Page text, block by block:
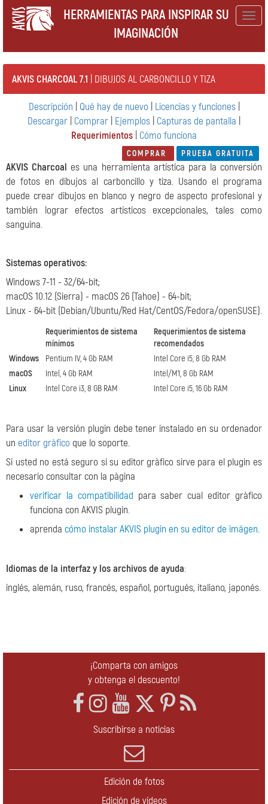
HERRAMIENTAS PARA INSPIRAR SU
IMAGINACIÓN
AKVIS CHARCOAL 7.1 | DIBUJOS AL CARBONCILLO Y TIZA
Descripción Qué hay de nuevo Licencias y funciones|
Descargar Comprar Ejemplos Capturas de pantalla
Requerimientos Cómo funciona
COMPRAR PRUEBA GRATUITA
AKVIS Charcoal es una herramienta artística para la conversión
de fotos en dibujos al carboncillo y tiza. Usando el programa
puede crear dibujos en blanco y negro de aspecto profesional y
también lograr efectos artísticos excepcionales, tales como
sanguina.
Sistemas operativos:
Windows 7-11 - 32/64-bit;
macOS 10.12 (Sierra) - macOS 26 (Tahoe) - 64-bit;
Linux - 64-bit (Debian/Ubuntu/Red Hat/CentOS/Fedora/openSUSE).
Requerimientos de sistema
mínimos
Requerimientos de sistema
recomendados
Windows
Pentium IV, 4 Gb RAM
Intel Core i5, 8 Gb RAM
macOS
Intel, 4 Gb RAM
Intel/M1, 8 Gb RAM
Linux
Intel Core i3, 8 GB RAM Intel Core i5, 16 Gb RAM
Para usar la versión plugin debe tener instalado en su ordenador
un editor gràfico que lo soporte.
Si usted no está seguro si su editor gràfico sirve para el plugin es
necesario consultar con la pàgina
verificar la compatibilidad para saber cual editor gràfico
funciona con AKVIS plugin.
aprenda cómo instalar AKVIS plugin en su editor de imágen.
Idiomas de la interfaz y los archivos de ayuda:
inglés, alemán, ruso, francés, español, portugués, italiano, japonés.
¡Comparta con amigos
y obtenga el descuento!
Suscribirse a noticias
Edición de fotos
Edición de vídeos